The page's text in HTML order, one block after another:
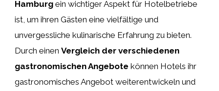
Hamburg ein wichtiger Aspekt für Hotelbetriebe
ist, um ihren Gästen eine vielfältige und
unvergessliche kulinarische Erfahrung zu bieten.
Durch einen Vergleich der verschiedenen
gastronomischen Angebote können Hotels ihr
gastronomisches Angebot weiterentwickeln und